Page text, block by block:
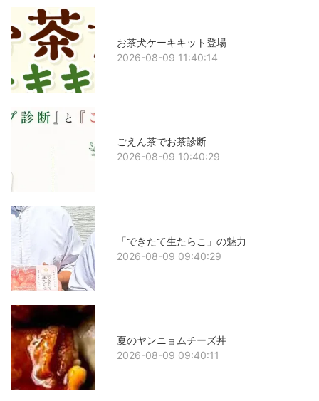
お茶犬ケーキキット登場
2026-08-09 11:40:14
ごえん茶でお茶診断
2026-08-09 10:40:29
「できたて生たらこ」の魅力
2026-08-09 09:40:29
夏のヤンニョムチーズ丼
2026-08-09 09:40:11